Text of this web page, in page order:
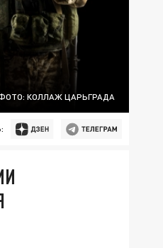
КОЛЛАЖ ЦАРЬГРАДА